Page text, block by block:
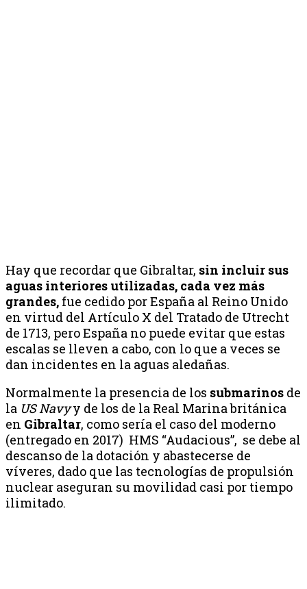
Hay que recordar que Gibraltar, sin incluir sus
aguas interiores utilizadas, cada vez más
grandes, fue cedido por España al Reino Unido
en virtud del Artículo X del Tratado de Utrecht
de 1713, pero España no puede evitar que estas
escalas se lleven a cabo, con lo que a veces se
dan incidentes en la aguas aledañas.
Normalmente la presencia de los submarinos de
la US Navyy de los de la Real Marina británica
en Gibraltar, como sería el caso del moderno
(entregado en 2017) HMS “Audacious”, se debe al
descanso de la dotación y abastecerse de
víveres, dado que las tecnologías de propulsión
nuclear aseguran su movilidad casi por tiempo
ilimitado.